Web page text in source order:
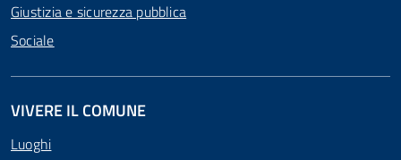
Giustizia e sicurezza pubblica
Sociale
VIVERE IL COMUNE
Luoghi